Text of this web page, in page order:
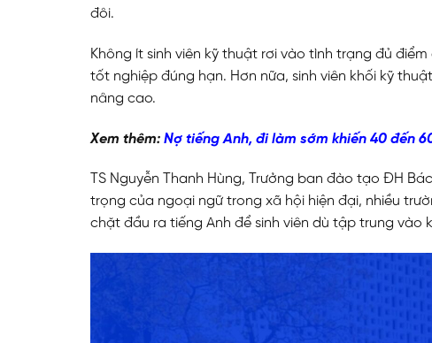
đôi.
Không ít sinh viên kỹ thuật rơi vào tình trạng đủ
tốt nghiệp đúng hạn. Hơn nữa, sinh viên khối kỹ
nâng cao.
Xem thêm: Nợ tiếng Anh, đi làm sớm khiến 40 đến
TS Nguyễn Thanh Hùng, Trưởng ban đào tạo ĐH
trọng của ngoại ngữ trong xã hội hiện đại, nhiều
chặt đầu ra tiếng Anh để sinh viên dù tập trung vào